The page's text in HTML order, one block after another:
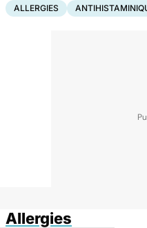
ALLERGIES
Allergies